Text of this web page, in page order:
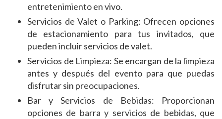
entretenimiento en vivo.
Servicios de Valet o Parking: Ofrecen opciones
de estacionamiento para tus invitados, que
pueden incluir servicios de valet.
Servicios de Limpieza: Se encargan de la limpieza
antes y después del evento para que puedas
disfrutar sin preocupaciones.
Bar y Servicios de Bebidas: Proporcionan
opciones de barra y servicios de bebidas, que